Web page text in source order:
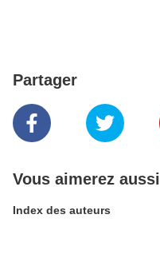
Partager
Vous aimerez aussi
Index des auteurs